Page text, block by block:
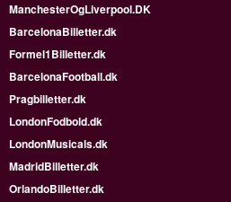
ManchesterOgLiverpool.DK
BarcelonaBilletter.dk
Formel1Billetter.dk
BarcelonaFootball.dk
Pragbilletter.dk
LondonFodbold.dk
LondonMusicals.dk
MadridBilletter.dk
OrlandoBilletter.dk